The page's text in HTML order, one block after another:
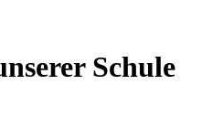
Schule